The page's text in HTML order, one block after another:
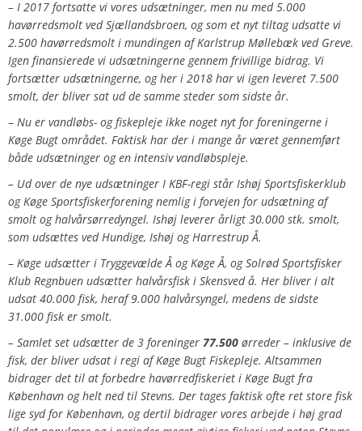
– I 2017 fortsatte vi vores udsætninger, men nu med 5.000
havørredsmolt ved Sjællandsbroen, og som et nyt tiltag udsatte vi
2.500 havørredsmolt i mundingen af Karlstrup Møllebæk ved Greve.
Igen finansierede vi udsætningerne gennem frivillige bidrag. Vi
fortsætter udsætningerne, og her i 2018 har vi igen leveret 7.500
smolt, der bliver sat ud de samme steder som sidste år.
– Nu er vandløbs- og fiskepleje ikke noget nyt for foreningerne i
Køge Bugt området. Faktisk har der i mange år været gennemført
både udsætninger og en intensiv vandløbspleje.
– Ud over de nye udsætninger I KBF-regi står Ishøj Sportsfiskerklub
og Køge Sportsfiskerforening nemlig i forvejen for udsætning af
smolt og halvårsørredyngel. Ishøj leverer årligt 30.000 stk. smolt,
som udsættes ved Hundige, Ishøj og Harrestrup Å.
– Køge udsætter i Tryggevælde Å og Køge Å, og Solrød Sportsfisker
Klub Regnbuen udsætter halvårsfisk i Skensved å. Her bliver i alt
udsat 40.000 fisk, heraf 9.000 halvårsyngel, medens de sidste
31.000 fisk er smolt.
– Samlet set udsætter de 3 foreninger 77.500 ørreder – inklusive de
fisk, der bliver udsat i regi af Køge Bugt Fiskepleje. Altsammen
bidrager det til at forbedre havørredfiskeriet i Køge Bugt fra
København og helt ned til Stevns. Der tages faktisk ofte ret store fisk
lige syd for København, og dertil bidrager vores arbejde i høj grad